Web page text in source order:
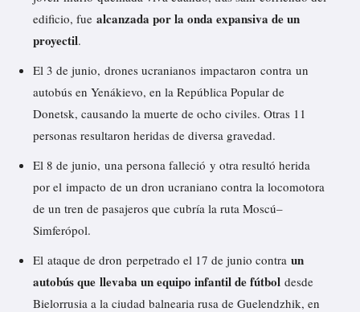
edificio, fue alcanzada por la onda expansiva de un
proyectil.
El 3 de junio, drones ucranianos impactaron contra un
autobús en Yenákievo, en la República Popular de
Donetsk, causando la muerte de ocho civiles. Otras 11
personas resultaron heridas de diversa gravedad.
El 8 de junio, una persona falleció y otra resultó herida
por el impacto de un dron ucraniano contra la locomotora
de un tren de pasajeros que cubría la ruta Moscú–
Simferópol.
El ataque de dron perpetrado el 17 de junio contra un
autobús que llevaba un equipo infantil de fútbol desde
Bielorrusia a la ciudad balnearia rusa de Guelendzhik, en